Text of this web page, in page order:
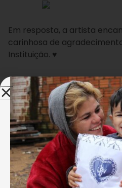
Em resposta, a artista
carinhosa de
Instituição. ♥
Confira os vídeos. =D